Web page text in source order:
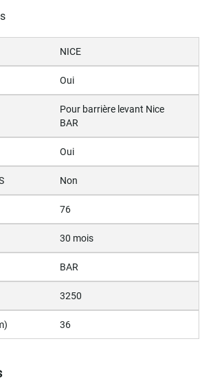
NICE
Oui
Pour barrière levant Nice
BAR
Oui
Non
76
30 mois
BAR
3250
36